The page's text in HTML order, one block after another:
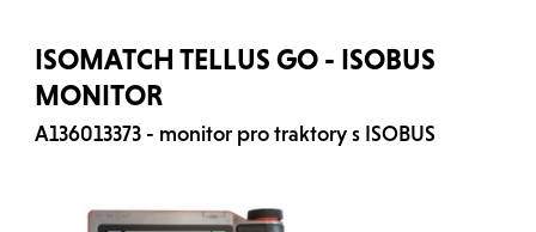
ISOMATCH TELLUS GO - ISOBUS
MONITOR
A136013373 - monitor pro traktory s ISOBUS